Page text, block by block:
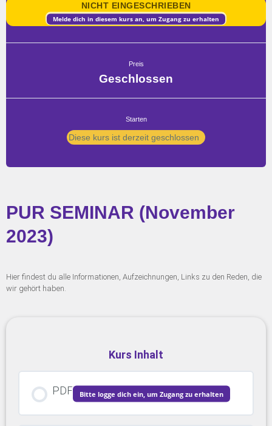
NICHT EINGESCHRIEBEN
Melde dich in diesem kurs an, um Zugang zu erhalten
Preis
Geschlossen
Starten
Diese kurs ist derzeit geschlossen
PUR SEMINAR (November
2023)
Hier findest du alle Informationen, Aufzeichnungen, Links zu den Reden, die
wir gehört haben.
Kurs Inhalt
PDF Bitte logge dich ein, um Zugang zu erhalten